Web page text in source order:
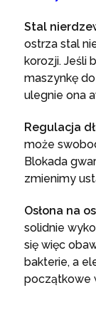
Stal
ostrza stal
korozji. Jeśli
maszynkę
ulegnie ona
Regulacja
może
Blokada
zmienimy
Osłona na
solidnie
się więc
bakterie, a
początkowe